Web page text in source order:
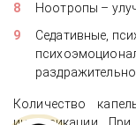
Ноотропы –
Седативные,
Количество